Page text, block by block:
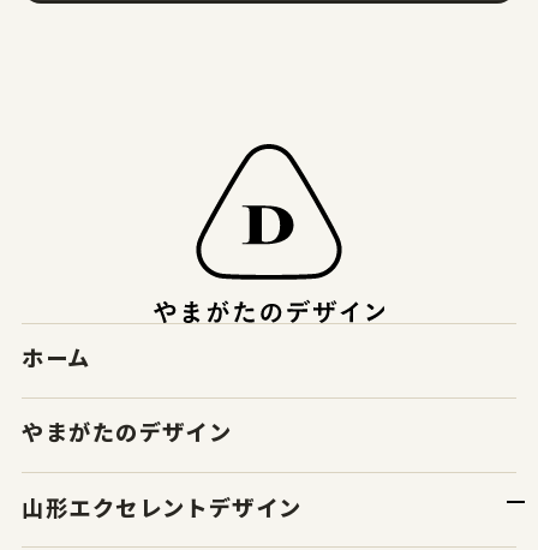
ホーム
やまがたのデザイン
山形エクセレントデザイン